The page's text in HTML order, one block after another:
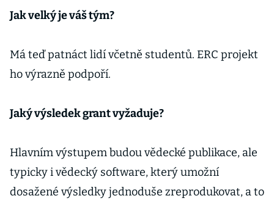
Jak velký je váš tým?
Má teď patnáct lidí včetně studentů. ERC projekt
ho výrazně podpoří.
Jaký výsledek grant vyžaduje?
Hlavním výstupem budou vědecké publikace, ale
typicky i vědecký software, který umožní
dosažené výsledky jednoduše zreprodukovat, a to